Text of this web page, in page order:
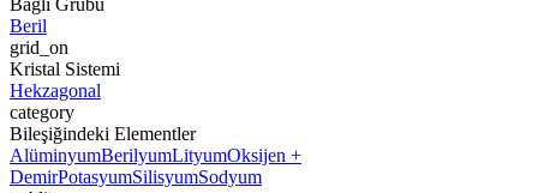
Bağlı Grubu
Beril
grid_on
Kristal Sistemi
Hekzagonal
category
Bileşiğindeki Elementler
AlüminyumBerilyumLityumOksijen +
DemirPotasyumSilisyumSodyum